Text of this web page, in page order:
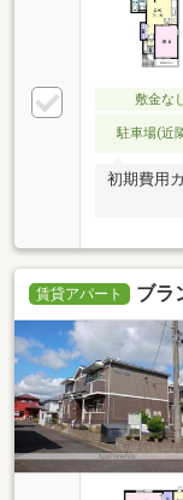
敷金な
駐車場(近
初期費用
賃貸アパート ブラ